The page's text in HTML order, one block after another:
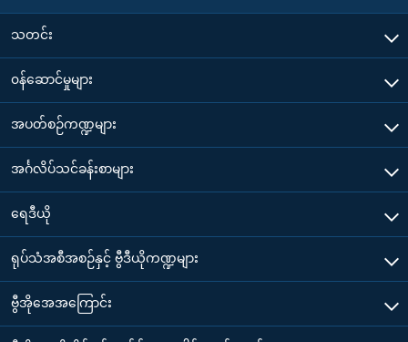
သတင်း
၀န်ဆောင်မှုများ
အပတ်စဉ်ကဏ္ဍများ
အင်္ဂလိပ်သင်ခန်းစာများ
ရေဒီယို
ရုပ်သံအစီအစဉ်နှင့် ဗွီဒီယိုကဏ္ဍများ
ဗွီအိုအေအကြောင်း